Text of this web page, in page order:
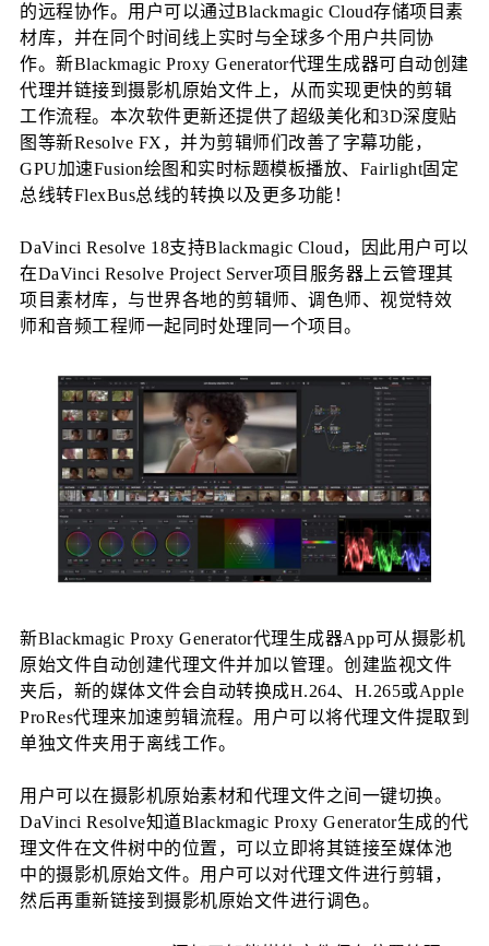
的远程协作。用户可以通过Blackmagic Cloud存储项目素
材库，并在同个时间线上实时与全球多个用户共同协
作。新Blackmagic Proxy Generator代理生成器可自动创建
代理并链接到摄影机原始文件上，从而实现更快的剪辑
工作流程。本次软件更新还提供了超级美化和3D深度贴
图等新Resolve FX，并为剪辑师们改善了字幕功能，
GPU加速Fusion绘图和实时标题模板播放、Fairlight固定
总线转FlexBus总线的转换以及更多功能！
DaVinci Resolve 18支持Blackmagic Cloud，因此用户可以
在DaVinci Resolve Project Server项目服务器上云管理其
项目素材库，与世界各地的剪辑师、调色师、视觉特效
师和音频工程师一起同时处理同一个项目。
新Blackmagic Proxy Generator代理生成器App可从摄影机
原始文件自动创建代理文件并加以管理。创建监视文件
夹后，新的媒体文件会自动转换成H.264、H.265或Apple
ProRes代理来加速剪辑流程。用户可以将代理文件提取到
单独文件夹用于离线工作。
用户可以在摄影机原始素材和代理文件之间一键切换。
DaVinci Resolve知道Blackmagic Proxy Generator生成的代
理文件在文件树中的位置，可以立即将其链接至媒体池
中的摄影机原始文件。用户可以对代理文件进行剪辑，
然后再重新链接到摄影机原始文件进行调色。